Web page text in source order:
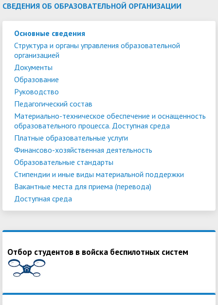
СВЕДЕНИЯ ОБ ОБРАЗОВАТЕЛЬНОЙ ОРГАНИЗАЦИИ
Основные сведения
Структура и органы управления образовательной
организацией
Документы
Образование
Руководство
Педагогический состав
Материально-техническое обеспечение и оснащенность
образовательного процесса. Доступная среда
Платные образовательные услуги
Финансово-хозяйственная деятельность
Образовательные стандарты
Стипендии и иные виды материальной поддержки
Вакантные места для приема (перевода)
Доступная среда
Отбор студентов в войска беспилотных систем